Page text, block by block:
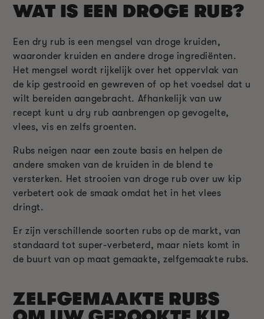
WAT IS EEN DROGE RUB?
Een dry rub is een mengsel van droge kruiden,
waaronder kruiden en andere droge ingrediënten.
Het mengsel wordt rijkelijk over het oppervlak van
de kip gestrooid en gewreven of op het voedsel dat u
wilt bereiden aangebracht. Afhankelijk van uw
recept kunt u dry rub aanbrengen op gevogelte,
vlees, vis en zelfs groenten.
Rubs neigen naar een zoute basis en helpen de
andere smaken van de kruiden in de blend te
versterken. Het strooien van droge rub over uw kip
verbetert ook de smaak omdat het in het vlees
dringt.
Er zijn verschillende soorten rubs op de markt, van
standaard tot super-verbeterd, maar niets komt in
de buurt van op maat gemaakte, zelfgemaakte rubs.
ZELFGEMAAKTE RUBS